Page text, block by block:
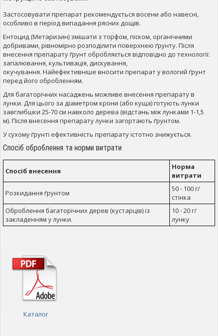
Застосовувати препарат рекомендується восени або навесні,
особливо в період випадання рясних дощів.
Ентоцид (Метаризин) змішати з торфом, піском, органічними
добривами, рівномірно розподілити поверхнею ґрунту. Після
внесення препарату ґрунт обробляється відповідно до технології:
запалювання, культивація, дискування,
окучування. Найефективніше вносити препарат у вологий ґрунт
перед його обробленням.
Для багаторічних насаджень можливе внесення препарату в
лунки. Для цього за діаметром крони (або куща) готують лунки
завглибшки 25-70 см навколо дерева (відстань між лунками 1-1,5
м). Після внесення препарату лунки загортають ґрунтом.
У сухому ґрунті ефективність препарату істотно знижується.
Спосіб оброблення та норми витрати
Спосіб внесення
Норма
витрати
Розкидання ґрунтом
50 - 100 г/
стінка
Оброблення багаторічних дерев (кустарців) із
закладенням у лунки.
10 - 20 г/
лунку
Каталог